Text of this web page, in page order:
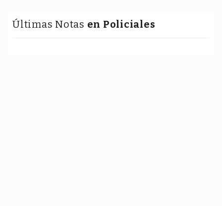
Últimas Notas en Policiales